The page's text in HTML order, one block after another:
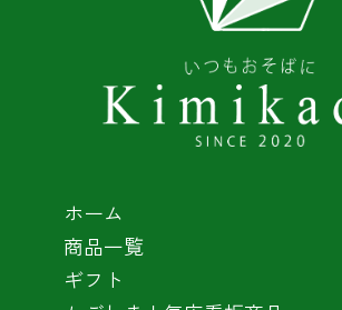
ホーム
商品一覧
ギフト